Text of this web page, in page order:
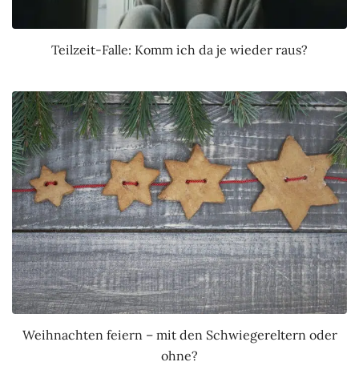
Teilzeit-Falle: Komm ich da je wieder raus?
Weihnachten feiern – mit den Schwiegereltern oder
ohne?